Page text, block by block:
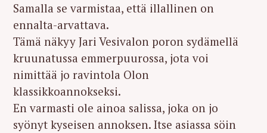
Samalla se varmistaa, että illallinen on
ennalta-arvattava.
Tämä näkyy Jari Vesivalon poron sydämellä
kruunatussa emmerpuurossa, jota voi
nimittää jo ravintola Olon
klassikkoannokseksi.
En varmasti ole ainoa salissa, joka on jo
syönyt kyseisen annoksen. Itse asiassa söin